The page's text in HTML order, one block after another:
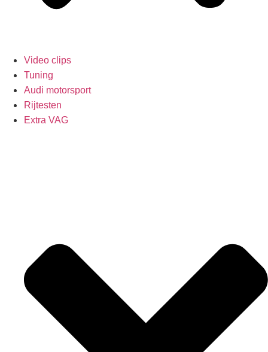
Video clips
Tuning
Audi motorsport
Rijtesten
Extra VAG